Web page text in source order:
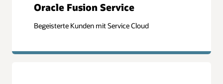
Oracle Fusion Service
Begeisterte Kunden mit Service Cloud